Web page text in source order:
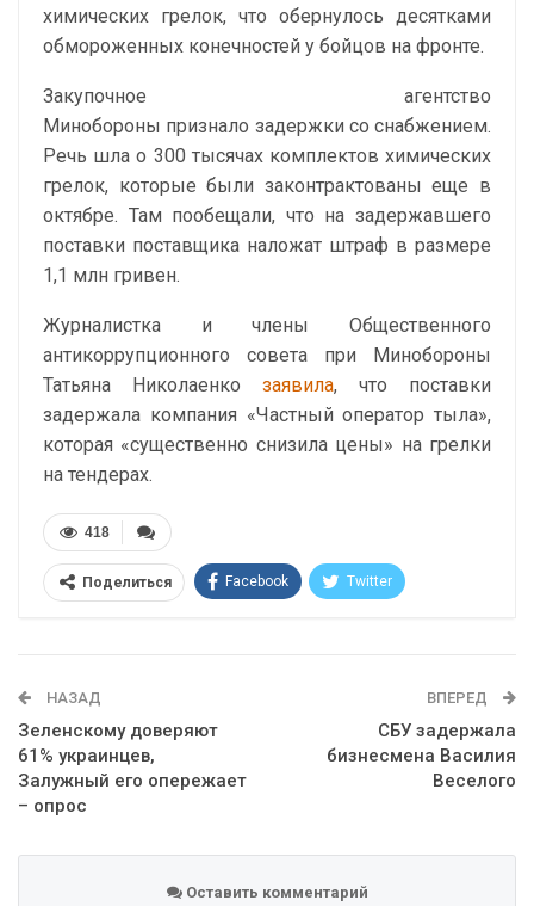
химических грелок, что обернулось десятками
обмороженных конечностей у бойцов на фронте.
Закупочное агентство
Минобороны признало задержки со снабжением.
Речь шла о 300 тысячах комплектов химических
грелок, которые были законтрактованы еще в
октябре. Там пообещали, что на задержавшего
поставки поставщика наложат штраф в размере
1,1 млн гривен.
Журналистка и члены Общественного
антикоррупционного совета при Минобороны
Татьяна Николаенко заявила, что поставки
задержала компания «Частный оператор тыла»,
которая «существенно снизила цены» на грелки
на тендерах.
418
Поделиться Facebook Twitter
НАЗАД
Зеленскому доверяют
61% украинцев,
Залужный его опережает
– опрос
ВПЕРЕД
СБУ задержала
бизнесмена Василия
Веселого
Оставить комментарий